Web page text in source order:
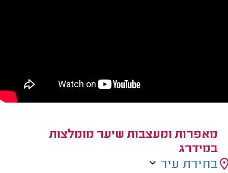
מאפרות ומעצבות שיער מומלצות
במידרג
בחירת עיר